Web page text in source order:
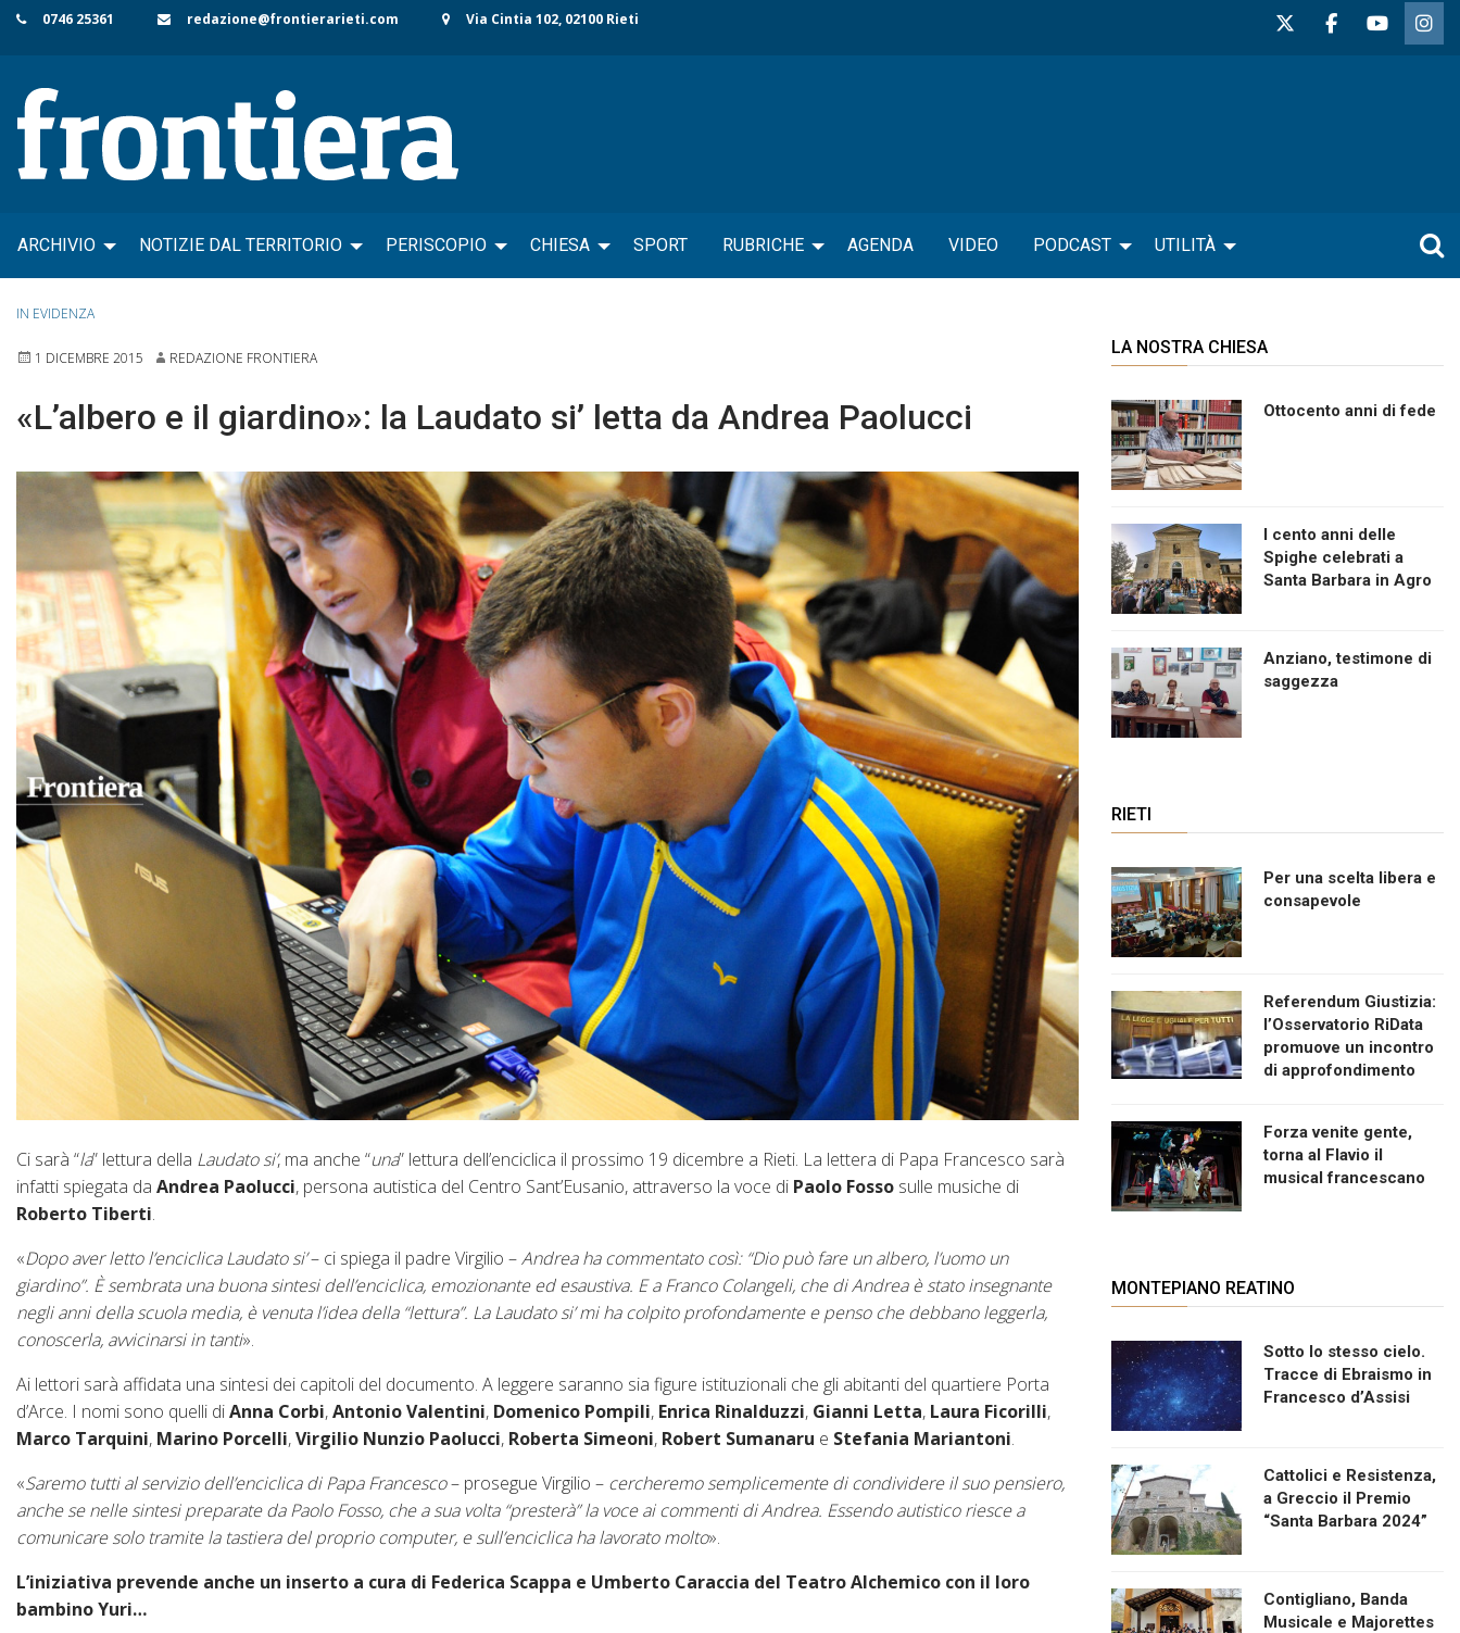
Skip
content
0746 25361 redazione@frontierarieti.com Via Cintia 102, 02100 Rieti
ARCHIVIO NOTIZIE DAL TERRITORIO PERISCOPIO CHIESA SPORT RUBRICHE AGENDA VIDEO PODCAST UTILITÀ
IN EVIDENZA
1 DICEMBRE 2015 REDAZIONE FRONTIERA
«L’albero e il giardino»: la Laudato si’ letta da Andrea Paolucci
Ci sarà “la” lettura della Laudato si’, ma anche “una” lettura dell’enciclica il prossimo 19 dicembre a Rieti. La lettera di Papa Francesco sarà
infatti spiegata da Andrea Paolucci, persona autistica del Centro Sant’Eusanio, attraverso la voce di Paolo Fosso sulle musiche di
Roberto Tiberti.
«Dopo aver letto l’enciclica Laudato si’– ci spiega il padre Virgilio –Andrea ha commentato così: “Dio può fare un albero, l’uomo un
giardino”. È sembrata una buona sintesi dell’enciclica, emozionante ed esaustiva. E a Franco Colangeli, che di Andrea è stato insegnante
negli anni della scuola media, è venuta l’idea della “lettura”. La Laudato si’ mi ha colpito profondamente e penso che debbano leggerla,
conoscerla, avvicinarsi in tanti».
Ai lettori sarà affidata una sintesi dei capitoli del documento. A leggere saranno sia figure istituzionali che gli abitanti del quartiere Porta
d’Arce. I nomi sono quelli diAnna Corbi,Antonio Valentini, Domenico Pompili, Enrica Rinalduzzi, Gianni Letta, Laura Ficorilli,
Marco Tarquini, Marino Porcelli,Virgilio Nunzio Paolucci, Roberta Simeoni, Robert Sumanaru e Stefania Mariantoni.
«Saremo tutti al servizio dell’enciclica di Papa Francesco– prosegue Virgilio – cercheremo semplicemente di condividere il suo pensiero,
anche se nelle sintesi preparate da Paolo Fosso, che a sua volta “presterà” la voce ai commenti di Andrea. Essendo autistico riesce a
comunicare solo tramite la tastiera del proprio computer, e sull’enciclica ha lavorato molto».
L’iniziativa prevende anche un inserto a cura di Federica Scappa e Umberto Caraccia del Teatro Alchemico con il loro
bambino Yuri…
LA NOSTRA CHIESA
Ottocento anni di fede
I cento anni delle
Spighe celebrati a
Santa Barbara in Agro
Anziano, testimone di
saggezza
RIETI
Per una scelta libera e
consapevole
Referendum Giustizia:
l’Osservatorio RiData
promuove un incontro
di approfondimento
Forza venite gente,
torna al Flavio il
musical francescano
MONTEPIANO REATINO
Sotto lo stesso cielo.
Tracce di Ebraismo in
Francesco d’Assisi
Cattolici e Resistenza,
a Greccio il Premio
“Santa Barbara 2024”
Contigliano, Banda
Musicale e Majorettes